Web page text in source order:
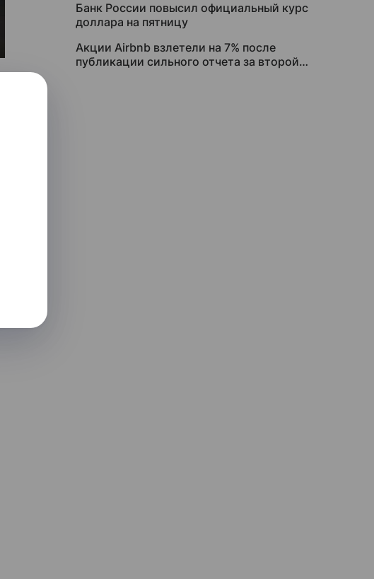
Банк России повысил официальный курс
доллара на пятницу
Акции Airbnb взлетели на 7% после
публикации сильного отчета за второй